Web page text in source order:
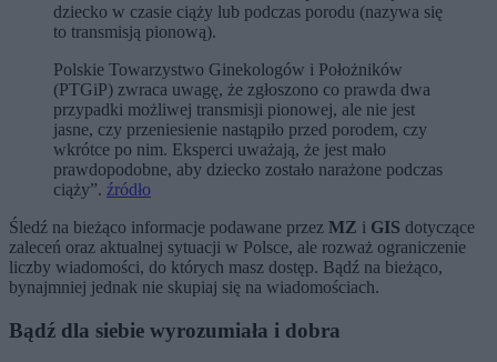
dziecko w czasie ciąży lub podczas porodu (nazywa się
to transmisją pionową).
Polskie Towarzystwo Ginekologów i Położników
(PTGiP) zwraca uwagę, że zgłoszono co prawda dwa
przypadki możliwej transmisji pionowej, ale nie jest
jasne, czy przeniesienie nastąpiło przed porodem, czy
wkrótce po nim. Eksperci uważają, że jest mało
prawdopodobne, aby dziecko zostało narażone podczas
ciąży”. źródło
Śledź na bieżąco informacje podawane przez MZ i GIS dotyczące
zaleceń oraz aktualnej sytuacji w Polsce, ale rozważ ograniczenie
liczby wiadomości, do których masz dostęp. Bądź na bieżąco,
bynajmniej jednak nie skupiaj się na wiadomościach.
Bądź dla siebie wyrozumiała i dobra